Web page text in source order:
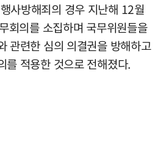
사방해죄의 경우 지난해 12월
회의를 소집하며 국무위원들을
관련한 심의 의결권을 방해하고
를 적용한 것으로 전해졌다.